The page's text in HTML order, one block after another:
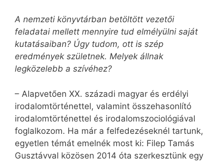
A nemzeti könyvtárban betöltött vezetői
feladatai mellett mennyire tud elmélyülni saját
kutatásaiban? Úgy tudom, ott is szép
eredmények születnek. Melyek állnak
legközelebb a szívéhez?
– Alapvetően XX. századi magyar és erdélyi
irodalomtörténettel, valamint összehasonlító
irodalomtörténettel és irodalomszociológiával
foglalkozom. Ha már a felfedezéseknél tartunk,
egyetlen témát emelnék most ki: Filep Tamás
Gusztávval közösen 2014 óta szerkesztünk egy